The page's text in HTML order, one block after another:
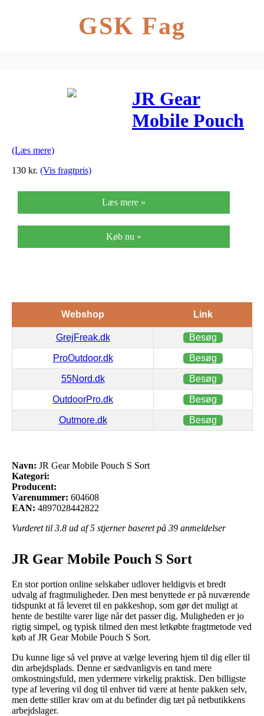
GSK Fag
JR Gear
Mobile Pouch
(Læs mere)
130 kr. (Vis fragtpris)
Læs mere »
Køb nu »
Webshop Link
GrejFreak.dk Besøg
ProOutdoor.dk Besøg
55Nord.dk Besøg
OutdoorPro.dk Besøg
Outmore.dk Besøg
Navn: JR Gear Mobile Pouch S Sort
Kategori:
Producent:
Varenummer: 604608
EAN: 4897028442822
Vurderet til 3.8 ud af 5 stjerner baseret på 39 anmeldelser
JR Gear Mobile Pouch S Sort
En stor portion online selskaber udlover heldigvis et bredt
udvalg af fragtmuligheder. Den mest benyttede er på nuværende
tidspunkt at få leveret til en pakkeshop, som gør det muligt at
hente de bestilte varer lige når det passer dig. Muligheden er jo
rigtig simpel, og typisk tilmed den mest letkøbte fragtmetode ved
køb af JR Gear Mobile Pouch S Sort.
Du kunne lige så vel prøve at vælge levering hjem til dig eller til
din arbejdsplads. Denne er sædvanligvis en tand mere
omkostningsfuld, men ydermere virkelig praktisk. Den billigste
type af levering vil dog til enhver tid være at hente pakken selv,
men dette stiller krav om at du befinder dig tæt på netbutikkens
arbejdslager.